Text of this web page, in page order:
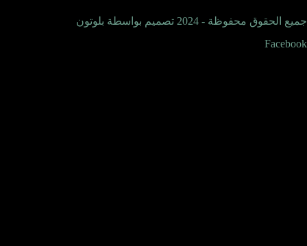
2.599,00 EGP.
1.499,00 EGP.
جميع الحقوق محفوظة - 2024 تصميم بواسطة بلوتون
Facebook